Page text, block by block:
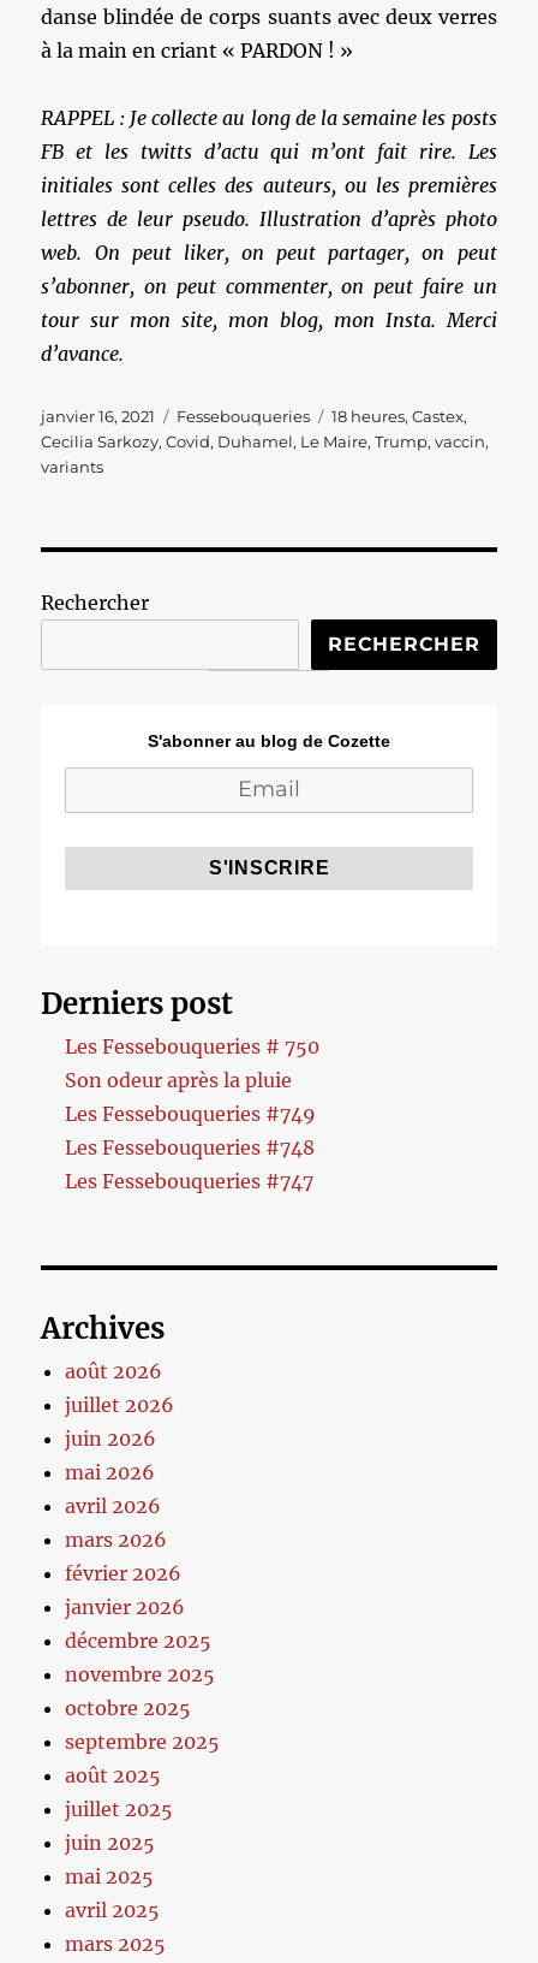
danse blindée de corps suants avec deux verres
à la main en criant « PARDON ! »
RAPPEL : Je collecte au long de la semaine les posts
FB et les twitts d’actu qui m’ont fait rire. Les
initiales sont celles des auteurs, ou les premières
lettres de leur pseudo. Illustration d’après photo
web. On peut liker, on peut partager, on peut
s’abonner, on peut commenter, on peut faire un
tour sur mon site, mon blog, mon Insta. Merci
d’avance.
Publié
le
janvier 16, 2021 Catégories
Fessebouqueries Étiquettes
18 heures,Castex,
Cecilia Sarkozy,Covid, Duhamel, Le Maire,Trump,vaccin,
variants
Rechercher
RECHERCHER
S'abonner au blog de Cozette
Derniers post
Les Fessebouqueries # 750
Son odeur après la pluie
Les Fessebouqueries #749
Les Fessebouqueries #748
Les Fessebouqueries #747
Archives
août 2026
juillet 2026
juin 2026
mai 2026
avril 2026
mars 2026
février 2026
janvier 2026
décembre 2025
novembre 2025
octobre 2025
septembre 2025
août 2025
juillet 2025
juin 2025
mai 2025
avril 2025
mars 2025